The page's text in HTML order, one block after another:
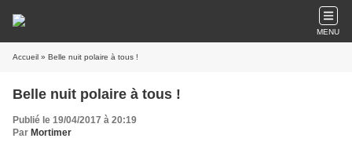
MENU
Accueil » Belle nuit polaire à tous !
Belle nuit polaire à tous !
Publié le 19/04/2017 à 20:19
Par Mortimer